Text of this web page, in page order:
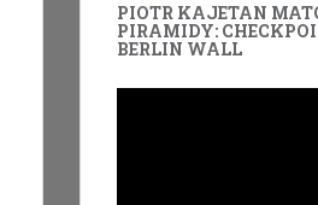
PIOTR KAJETAN
PIRAMIDY:
BERLIN WALL